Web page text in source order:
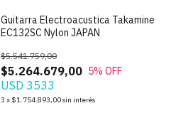
Guitarra Electroacustica Takamine
EC132SC Nylon JAPAN
$5.264.679,00
$5.541.759,00
5% OFF
USD 3533
3 x $1.754.893,00sin interés